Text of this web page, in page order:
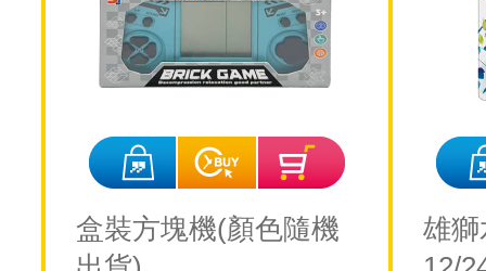
盒裝方塊機(顏色隨機
雄